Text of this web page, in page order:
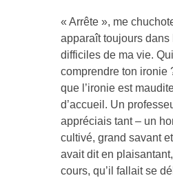
« Arrête », me
apparaît toujours dans
difficiles de ma vie.
comprendre ton ironie
que l’ironie est
d’accueil. Un
appréciais tant – un
cultivé, grand savant
avait dit en
cours, qu’il fallait se